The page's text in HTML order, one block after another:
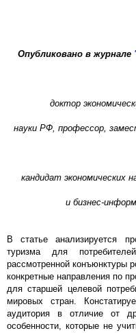
Опубликовано в журнале
доктор
науки РФ, профессор,
кандидат экономических
и бизнес-
В статье анализируется
туризма для
рассмотренной конъюнктуры
конкретные направления по
для старшей целевой
мировых стран.
аудитория в отличие от
особенности, которые не